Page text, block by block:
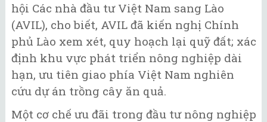
hội Các nhà đầu tư Việt Nam sang Lào
(AVIL), cho biết, AVIL đã kiến nghị Chính
phủ Lào xem xét, quy hoạch lại quỹ đất; xác
định khu vực phát triển nông nghiệp dài
hạn, ưu tiên giao phía Việt Nam nghiên
cứu dự án trồng cây ăn quả.
Một cơ chế ưu đãi trong đầu tư nông nghiệp